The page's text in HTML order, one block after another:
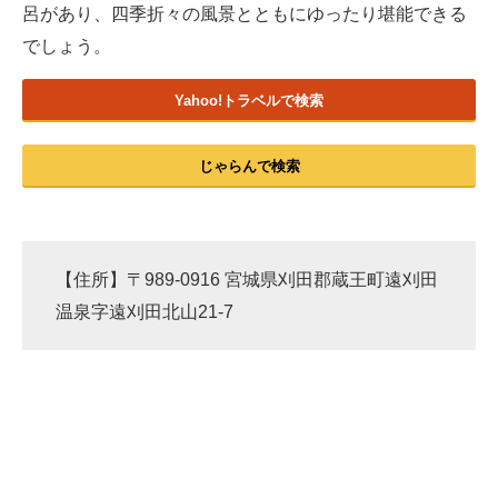
呂があり、四季折々の風景とともにゆったり堪能できる
でしょう。
Yahoo!トラベルで検索
じゃらんで検索
【住所】〒989-0916 宮城県刈田郡蔵王町遠刈田
温泉字遠刈田北山21-7